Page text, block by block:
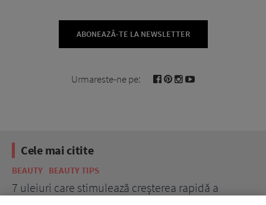
ABONEAZĂ-TE LA NEWSLETTER
Urmareste-ne pe:
Cele mai citite
BEAUTY BEAUTY TIPS
7 uleiuri care stimulează creșterea rapidă a